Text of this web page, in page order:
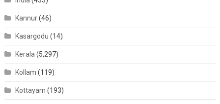
Kannur(46)
Kasargodu (14)
Kerala(5,297)
Kollam (119)
Kottayam (193)